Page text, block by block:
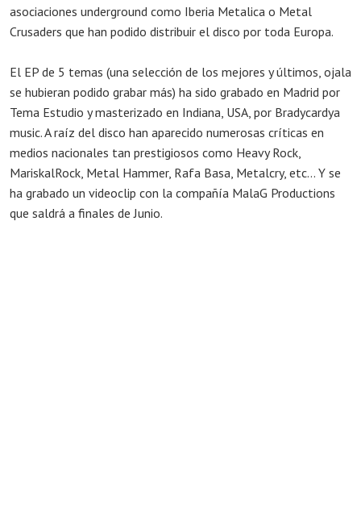
asociaciones underground como Iberia Metalica o Metal
Crusaders que han podido distribuir el disco por toda Europa.
El EP de 5 temas (una selección de los mejores y últimos, ojala
se hubieran podido grabar más) ha sido grabado en Madrid por
Tema Estudio y masterizado en Indiana, USA, por Bradycardya
music. A raíz del disco han aparecido numerosas críticas en
medios nacionales tan prestigiosos como Heavy Rock,
MariskalRock, Metal Hammer, Rafa Basa, Metalcry, etc... Y se
ha grabado un videoclip con la compañía MalaG Productions
que saldrá a finales de Junio.